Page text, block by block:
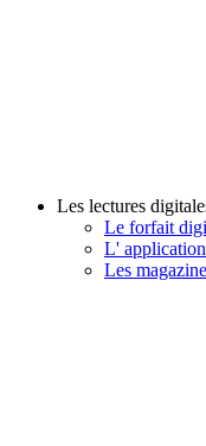
Les lectures
Le forfait
L'
Les